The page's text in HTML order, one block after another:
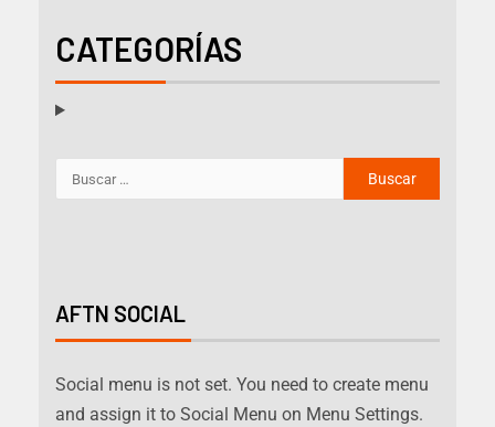
CATEGORÍAS
AFTN SOCIAL
Social menu is not set. You need to create menu
and assign it to Social Menu on Menu Settings.